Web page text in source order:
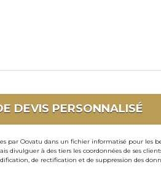
DEVIS PERSONNALISÉ
par Oovatu dans un fichier informatisé pour les
à des tiers les coordonnées de ses
de rectification et de suppression des